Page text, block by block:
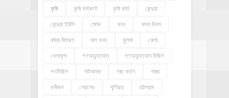
কৃষি কৃষি কর্মকর্তা কৃষি কার্ড কেন্দুয়া
কেন্দুয়া ইউপি ক্ষোভ খনন খাদ্য দিবস
খাদ্য বিতরণ খাল খনন খুলনা খেলা
খেলাধূলা গণঅভ্যুত্থান গণঅভ্যুত্থান মিছিল
গণমিছিল গাইবান্ধা গাছ কর্তন গাজা
গুনীজন গ্রেনেড ঘূর্ণিঝড় চট্টগ্রাম